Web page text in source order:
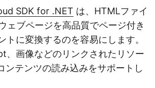
SDK for .NET は、HTMLファイ
ェブページを高品質でページ付き
トに変換するのを容易にします。
、画像などのリンクされたリソー
ンテンツの読み込みをサポートし